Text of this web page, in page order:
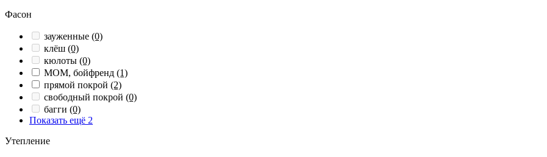
Фасон
зауженные (0)
клёш (0)
кюлоты (0)
МОМ, бойфренд (1)
прямой покрой (2)
свободный покрой (0)
багги (0)
Показать ещё 2
Утепление